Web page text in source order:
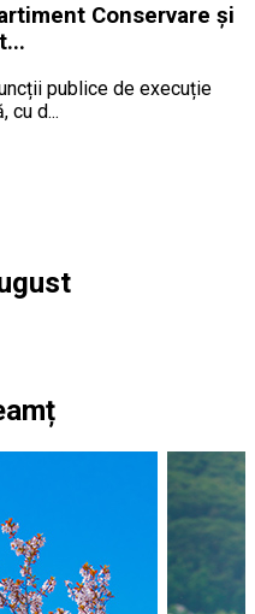
Conservare și
publice de execuție
cu d...